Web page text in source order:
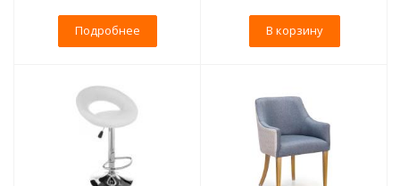
Подробнее В корзину